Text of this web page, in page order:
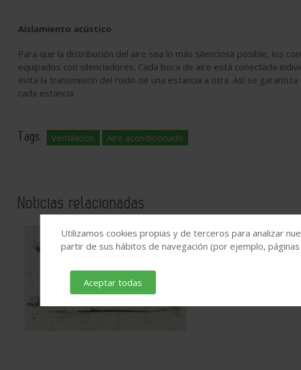
Aislamiento acústico
Para que la distribución del aire sea lo más silenciosa posible, los
equipados con silenciadores. Cada boca de aire está conectada
evita la transmisión del ruido de una estancia a otra. Así se
cada estancia.
Tags: Ventilación Aire acondicionado
Noticias relacionadas
Niwa, un jardín
2026
Utilizamos cookies propias y de terceros para analizar
partir de sus hábitos de navegación (por ejemplo,
Aceptar todas